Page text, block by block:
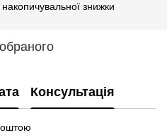
знижки
Консультація